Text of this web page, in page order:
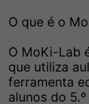
O que é o
O MoKi-Lab
que utiliza
ferramenta
alunos do